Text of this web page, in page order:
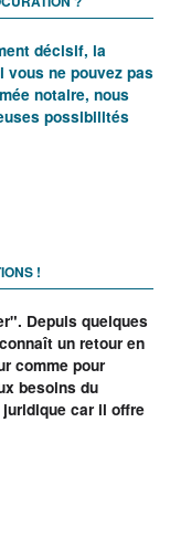
?
décisif, la
vous ne pouvez pas
notaire, nous
possibilités
!
Depuis quelques
un retour en
comme pour
besoins du
car il offre